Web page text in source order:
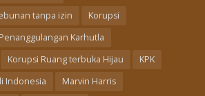
tanpa izin
Korupsi
Karhutla
Korupsi Ruang terbuka Hijau
KPK
Indonesia
Marvin Harris